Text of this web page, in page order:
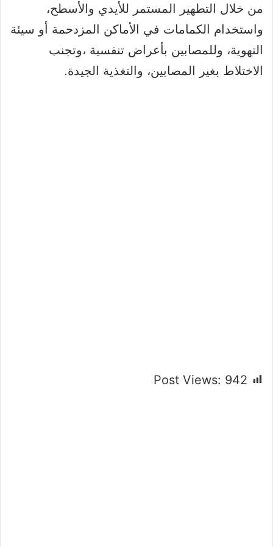
من خلال التطهير المستمر للأيدي والأسطح،
واستخدام الكمامات في الأماكن المزدحمة أو سيئة
التهوية، وللمصابين بأعراض تنفسية ،وتجنب
الاختلاط بغير المصابين، والتغذية الجيدة.
Post Views: 942